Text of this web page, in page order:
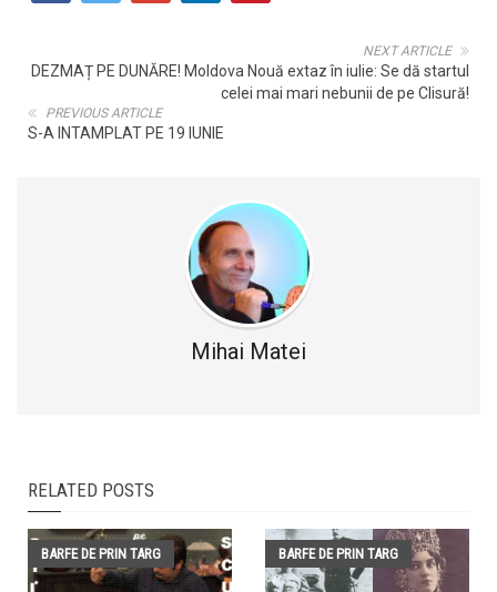
NEXT ARTICLE
DEZMAȚ PE DUNĂRE! Moldova Nouă extaz în iulie: Se dă startul
celei mai mari nebunii de pe Clisură!
PREVIOUS ARTICLE
S-A INTAMPLAT PE 19 IUNIE
Mihai Matei
RELATED POSTS
BARFE DE PRIN TARG BARFE DE PRIN TARG